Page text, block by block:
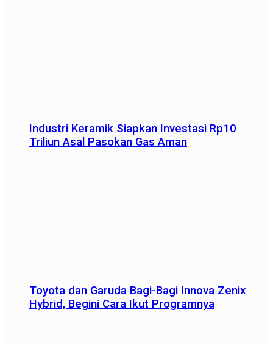
Industri Keramik Siapkan Investasi Rp10
Triliun Asal Pasokan Gas Aman
Toyota dan Garuda Bagi-Bagi Innova Zenix
Hybrid, Begini Cara Ikut Programnya